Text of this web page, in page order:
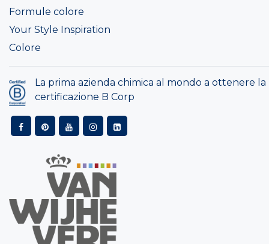
Formule colore
Your Style Inspiration
Colore
La prima azienda chimica al mondo a ottenere la
certificazione B Corp